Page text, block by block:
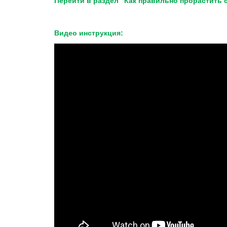
Видео инструкция: